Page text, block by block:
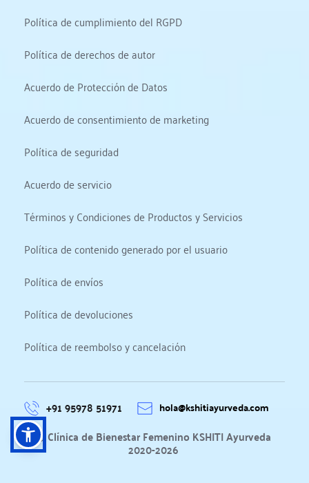
Política de cumplimiento del RGPD
Política de derechos de autor
Acuerdo de Protección de Datos
Acuerdo de consentimiento de marketing
Política de seguridad
Acuerdo de servicio
Términos y Condiciones de Productos y Servicios
Política de contenido generado por el usuario
Política de envíos
Política de devoluciones
Política de reembolso y cancelación
© Clínica de Bienestar Femenino KSHITI Ayurveda
2020-2026
hola@kshitiayurveda.com
+91 95978 51971